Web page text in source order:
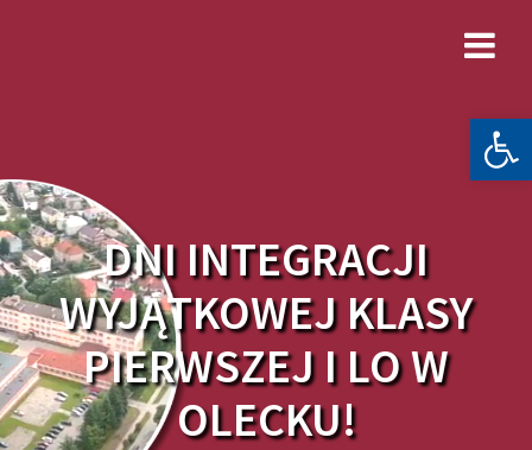
DNI INTEGRACJI
WYJĄTKOWEJ KLASY
PIERWSZEJ I LO W
OLECKU!